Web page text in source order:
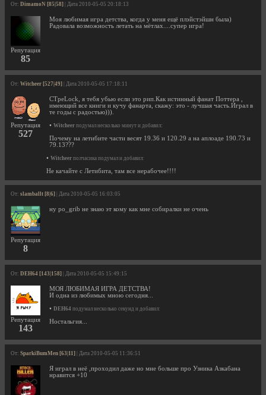
От: DimamoN [85|58] | Дата 2010-05-05 20:18:13
Репутация
85
Моя любимая игра детства, когда у меня ещё плэйстэйшн была)
Радовала возможность летать на мётлах....супер игра!
От: Witcheer [527|49] | Дата 2010-05-05 17:18:11
Репутация
527
CTpeLock, я тебя убью если это рип.Как истинный фанат Поттера ,
имеющий все книги и кучу фанарта, скажу: это - лучшая часть.Играл в
те годы с радостью))).
• Witcheer подумал несколько минут и добавил:
Почему на летибите части весят 19.36 и 120.29 а на аплоаде 190.73 и
79.13???
• Witcheer полчасика подумал и добавил:
Не качайте с Летибита, там все нерабочее!!!!
От: slamballt [8|6] | Дата 2010-05-05 16:03:05
Репутация
8
ну po_grib не знаю эт кому как мне собиралки не очень
От: DEH64 [143|158] | Дата 2010-05-05 15:49:15
Репутация
143
МОЯ ЛЮБИМАЯ ИГРА ДЕТСТВА!
И одна из любимых мною сегодня...
• DEH64 подумал несколько секунд и добавил:
Ностальгия...
От: SparkiBumMen [63|11] | Дата 2010-05-05 11:36:51
Я играл в неё ,проходил даже но мне больше про Узника Азкабана
нравится +10